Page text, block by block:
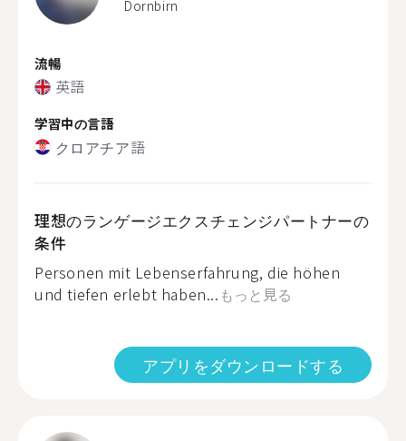
Dornbirn
流暢
英語
学習中の言語
クロアチア語
理想のランゲージエクスチェンジパートナーの
条件
Personen mit Lebenserfahrung, die höhen
und tiefen erlebt haben... もっと見る
アプリをダウンロードする